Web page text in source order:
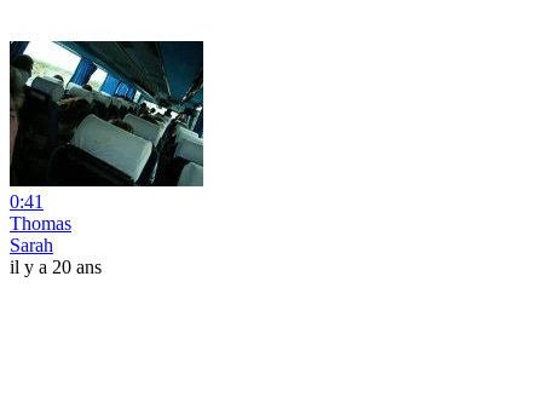
0:41
Thomas
Sarah
il y a 20 ans